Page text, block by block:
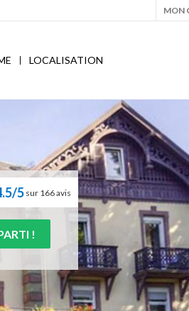
MON
LOCALISATION
5 sur 166 avis